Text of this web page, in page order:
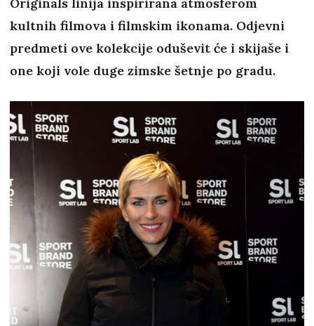
kultnih filmova i filmskim ikonama. Odjevni
predmeti ove kolekcije oduševit će i skijaše i
one koji vole duge zimske šetnje po gradu.